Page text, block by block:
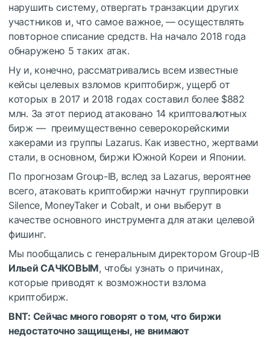
нарушить систему, отвергать транзакции других
участников и, что самое важное, — осуществлять
повторное списание средств. На начало 2018 года
обнаружено 5 таких атак.
Ну и, конечно, рассматривались всем известные
кейсы целевых взломов криптобирж, ущерб от
которых в 2017 и 2018 годах составил более $882
млн. За этот период атаковано 14 криптовалютных
бирж — преимущественно северокорейскими
хакерами из группы Lazarus. Как известно, жертвами
стали, в основном, биржи Южной Кореи и Японии.
По прогнозам Group-IB, вслед за Lazarus, вероятнее
всего, атаковать криптобиржи начнут группировки
Silence, MoneyTaker и Cobalt, и они выберут в
качестве основного инструмента для атаки целевой
фишинг.
Мы пообщались с генеральным директором Group-IB
Ильей САЧКОВЫМ, чтобы узнать о причинах,
которые приводят к возможности взлома
криптобирж.
BNT: Сейчас много говорят о том, что биржи
недостаточно защищены, не внимают